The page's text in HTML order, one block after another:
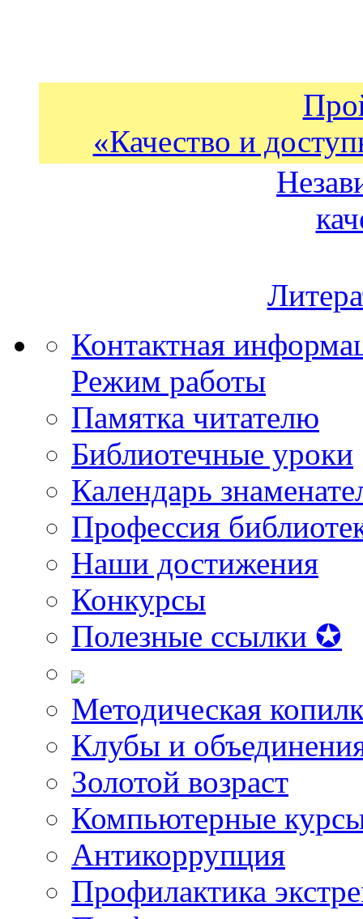
«Качество и
Контактная
Режим работы
Памятка читателю
Библиотечные уроки
Календарь
Профессия
Наши достижения
Конкурсы
Полезные ссылки ✪
Методическая
Клубы и
Золотой возраст
Компьютерные
Антикоррупция
Профилактика